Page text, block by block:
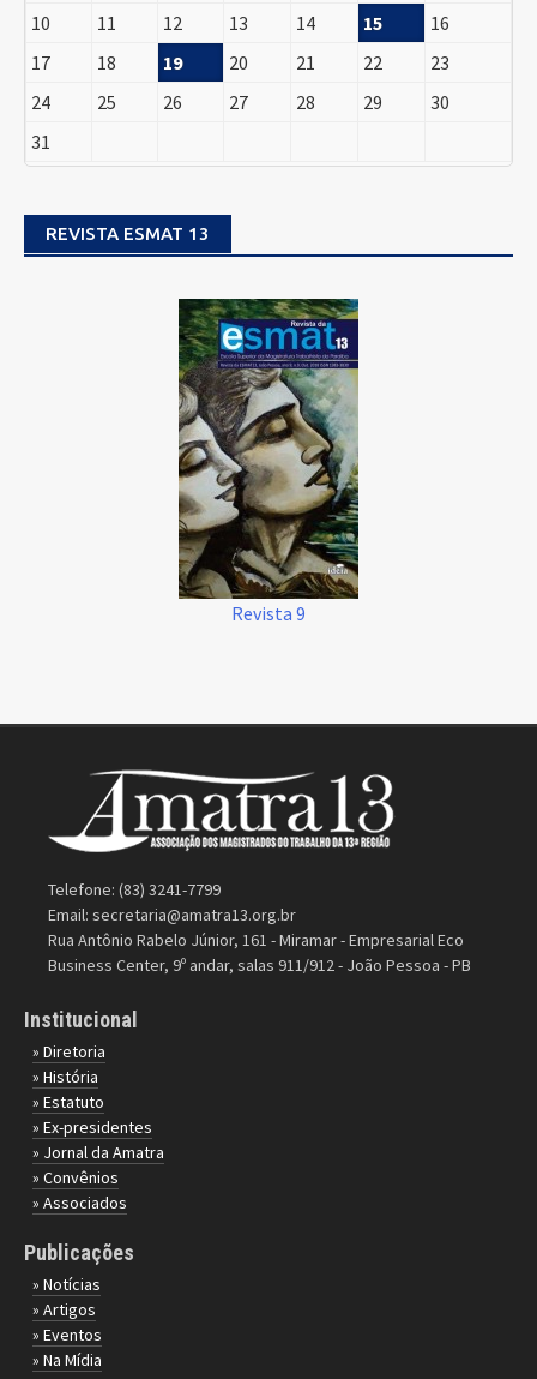
10
11 12 13 14 15
16
17
18 19 20 21 22
23
24
25 26 27 28 29
30
31
REVISTA ESMAT 13
Revista 9
Telefone: (83) 3241-7799
Email: secretaria@amatra13.org.br
Rua Antônio Rabelo Júnior, 161 - Miramar - Empresarial Eco
Business Center, 9º andar, salas 911/912 - João Pessoa - PB
Institucional
» Diretoria
» História
» Estatuto
» Ex-presidentes
» Jornal da Amatra
» Convênios
» Associados
Publicações
» Notícias
» Artigos
» Eventos
» Na Mídia